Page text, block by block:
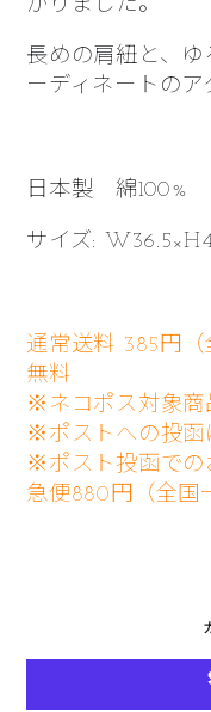
がりました。
長めの肩紐と、
ーディネートのア
日本製 綿100%
サイズ:
通常送料 385円
無料
※ネコポス対象商
※ポストへの投函
※ポスト投函での
急便880円（全国